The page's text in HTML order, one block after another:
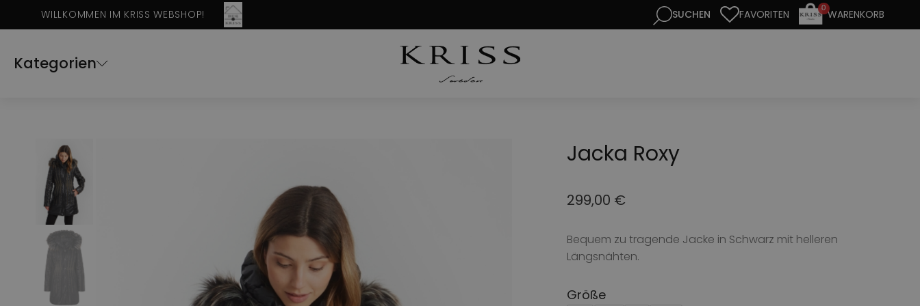
WILLKOMMEN IM KRISS WEBSHOP! FAVORITEN 0 WARENKORB
Kategorien
Jacka Roxy
299,00 €
Bequem zu tragende Jacke in Schwarz mit helleren
Längsnähten.
Größe